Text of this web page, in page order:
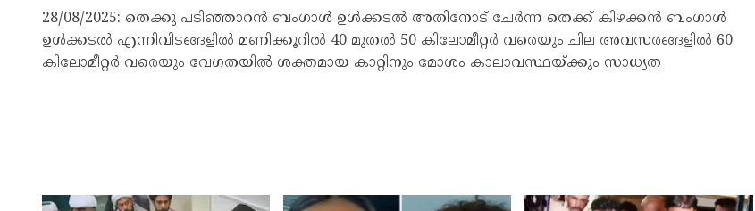
28/08/2025: തെക്കു പടിഞ്ഞാറൻ ബംഗാള്‍ ഉള്‍ക്കടല്‍ അതിനോട് ചേർന്ന തെക്ക് കിഴക്കൻ ബംഗാള്‍
ഉള്‍ക്കടല്‍ എന്നിവിടങ്ങളില്‍ മണിക്കൂറില്‍ 40 മുതല്‍ 50 കിലോമീറ്റർ വരെയും ചില അവസരങ്ങളില്‍ 60
കിലോമീറ്റർ വരെയും വേഗതയില്‍ ശക്തമായ കാറ്റിനും മോശം കാലാവസ്ഥയ്ക്കും സാധ്യത